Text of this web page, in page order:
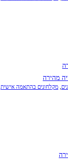
מהירה
מקלחונים בהתאמה אישית